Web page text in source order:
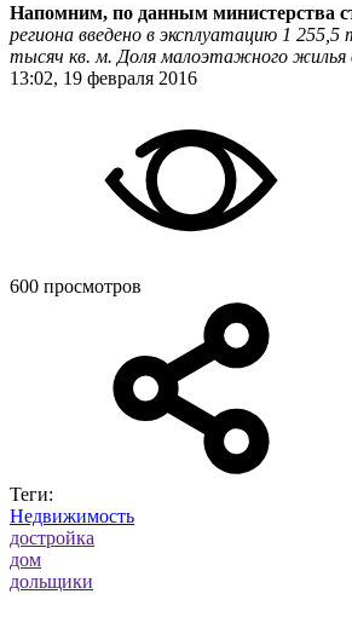
Напомним, по данным министерства
региона введено в эксплуатацию 1
тысяч кв. м. Доля малоэтажного жилья
13:02, 19 февраля 2016
600 просмотров
Теги:
Недвижимость
достройка
дом
дольщики